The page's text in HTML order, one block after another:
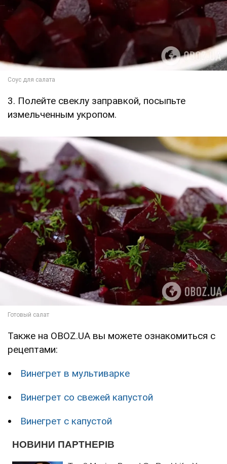
3. Полейте свеклу заправкой, посыпьте
измельченным укропом.
Также на OBOZ.UA вы можете ознакомиться с
рецептами:
Винегрет в мультиварке
Винегрет со свежей капустой
Винегрет с капустой